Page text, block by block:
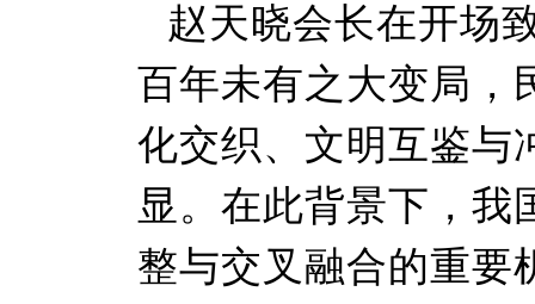
赵天晓会长在开场
百年未有之大变局，
化交织、文明互鉴与
显。在此背景下，我
整与交叉融合的重要